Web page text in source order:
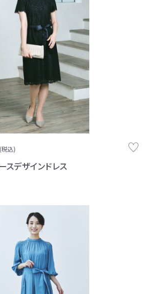
込)
スデザインドレス